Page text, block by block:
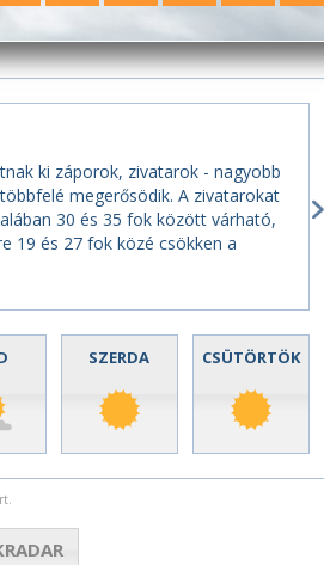
ki záporok, zivatarok - nagyobb
megerősödik. A zivatarokat
30 és 35 fok között várható,
19 és 27 fok közé csökken a
SZERDA CSÜTÖRTÖK
RADAR